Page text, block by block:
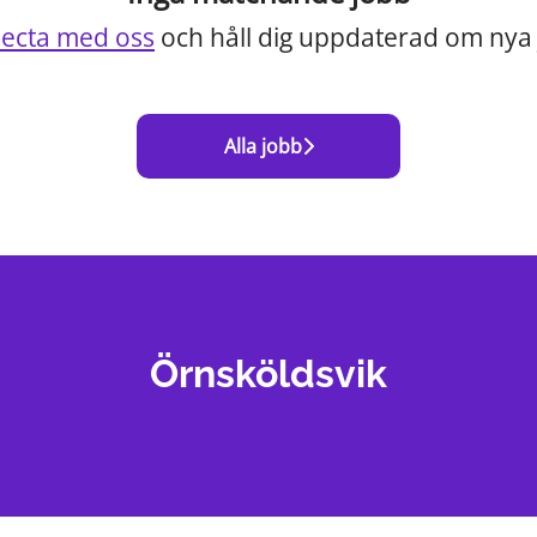
med oss och håll dig uppdaterad om
Alla jobb
Örnsköldsvik